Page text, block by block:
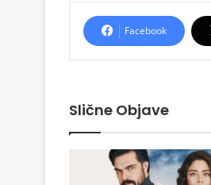
Facebook
Slične Objave